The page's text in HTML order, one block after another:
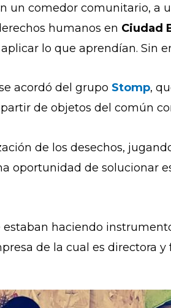
un comedor comunitario, a
humanos en Ciudad
lo que aprendían. Sin
acordó del grupo Stomp,
de objetos del común
de los desechos,
oportunidad de solucionar
haciendo
de la cual es directora y